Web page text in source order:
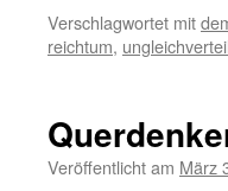
Verschlagwortet mit
reichtum,
Veröffentlicht am März